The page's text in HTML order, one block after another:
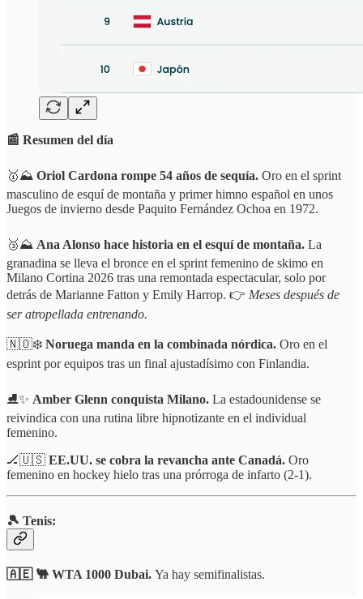
📰 Resumen del día
🥇⛰️ Oriol Cardona rompe 54 años de sequía. Oro en el sprint
masculino de esquí de montaña y primer himno español en unos
Juegos de invierno desde Paquito Fernández Ochoa en 1972.
🥉⛰️ Ana Alonso hace historia en el esquí de montaña. La
granadina se lleva el bronce en el sprint femenino de skimo en
Milano Cortina 2026 tras una remontada espectacular, solo por
detrás de Marianne Fatton y Emily Harrop. 👉 Meses después de
ser atropellada entrenando.
🇳🇴❄️ Noruega manda en la combinada nórdica. Oro en el
esprint por equipos tras un final ajustadísimo con Finlandia.
⛸️✨ Amber Glenn conquista Milano. La estadounidense se
reivindica con una rutina libre hipnotizante en el individual
femenino.
🏒🇺🇸 EE.UU. se cobra la revancha ante Canadá. Oro
femenino en hockey hielo tras una prórroga de infarto (2-1).
🎾 Tenis:
🇦🇪 🐫 WTA 1000 Dubai. Ya hay semifinalistas.